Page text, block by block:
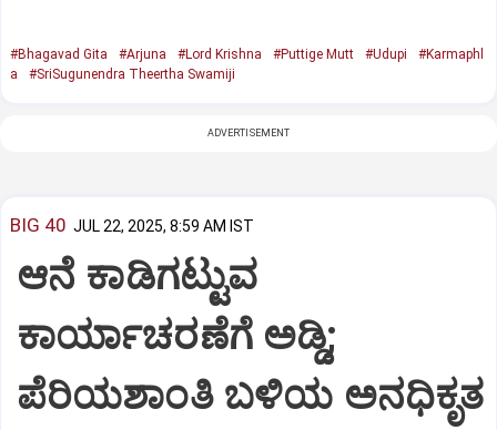
#Bhagavad Gita #Arjuna #Lord Krishna #Puttige Mutt #Udupi
#Karmaphl
a
#SriSugunendra Theertha Swamiji
ADVERTISEMENT
BIG 40 JUL 22, 2025, 8:59 AM IST
ಆನೆ ಕಾಡಿಗಟ್ಟುವ
ಕಾರ್ಯಾಚರಣೆಗೆ ಅಡ್ಡಿ;
ಪೆರಿಯಶಾಂತಿ ಬಳಿಯ ಅನಧಿಕೃತ